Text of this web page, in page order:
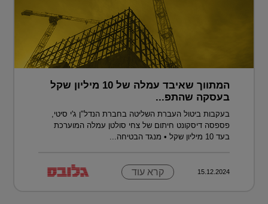
המתווך שאיבד עמלה של 10 מיליון שקל
בעסקה שהתפ...
בעקבות ביטול העברת השליטה בחברת הנדל"ן ג'י סיטי,
פספסה דיסקונט חיתום של צחי סולטן עמלה המוערכת
בעד 10 מיליון שקל • מנגד הבטיחה...
15.12.2024 קרא עוד